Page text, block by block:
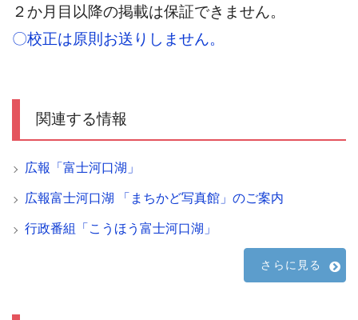
２か月目以降の掲載は保証できません。
〇校正は原則お送りしません。
関連する情報
広報「富士河口湖」
広報富士河口湖 「まちかど写真館」のご案内
行政番組「こうほう富士河口湖」
さらに見る